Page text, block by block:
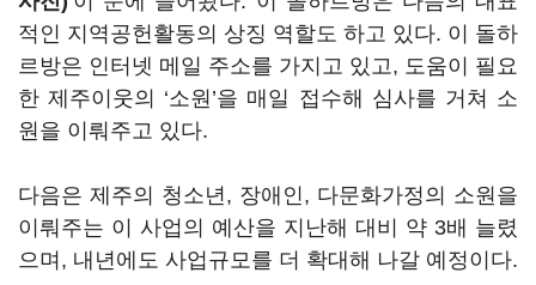
적인 지역공헌활동의 상징 역할도 하고 있다. 이 돌하
르방은 인터넷 메일 주소를 가지고 있고, 도움이 필요
한 제주이웃의 ‘소원’을 매일 접수해 심사를 거쳐 소
원을 이뤄주고 있다.
다음은 제주의 청소년, 장애인, 다문화가정의 소원을
이뤄주는 이 사업의 예산을 지난해 대비 약 3배 늘렸
으며, 내년에도 사업규모를 더 확대해 나갈 예정이다.